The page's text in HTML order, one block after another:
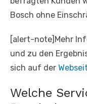
Bosch ohne
[alert-note]Mehr
und zu den
sich auf der
Welche